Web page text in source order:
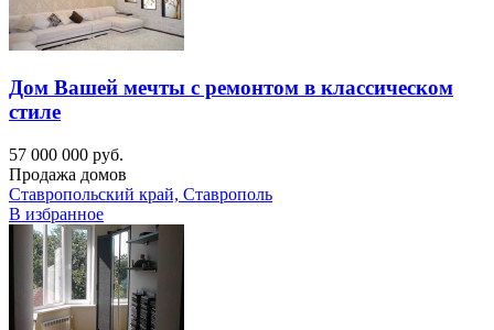
Дом Вашей мечты с ремонтом в классическом
стиле
57 000 000 руб.
Продажа домов
Ставропольский край, Ставрополь
В избранное